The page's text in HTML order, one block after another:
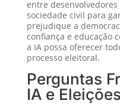
entre
sociedade civil para
prejudique a
confiança e educação
a IA possa oferecer
processo eleitoral.
Perguntas
IA e Eleições